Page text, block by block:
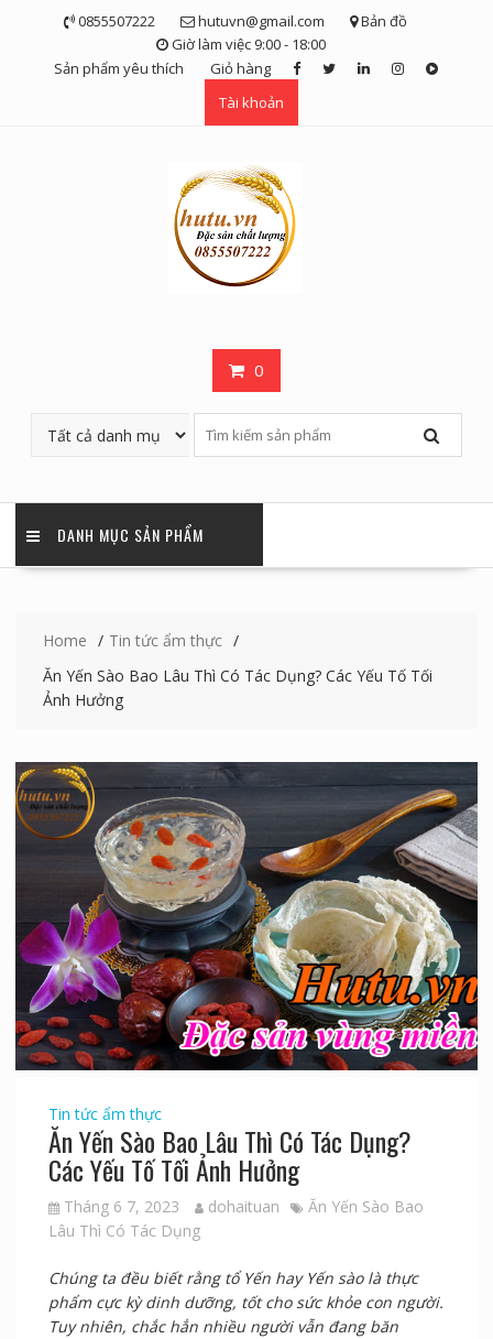
0855507222 hutuvn@gmail.com
Bản đồ
Giờ làm việc 9:00 - 18:00
Sản phẩm yêu thích
Giỏ hàng
Tài khoản
0
DANH MỤC SẢN PHẨM
Home
Tin tức ẩm thực
Ăn Yến Sào Bao Lâu Thì Có Tác Dụng? Các Yếu Tố Tối
Ảnh Hưởng
Tin tức ẩm thực
Ăn Yến Sào Bao Lâu Thì Có Tác Dụng?
Các Yếu Tố Tối Ảnh Hưởng
Tháng 6 7, 2023 dohaituan
Ăn Yến Sào Bao
Lâu Thì Có Tác Dụng
Chúng ta đều biết rằng tổ Yến hay Yến sào là thực
phẩm cực kỳ dinh dưỡng, tốt cho sức khỏe con người.
Tuy nhiên, chắc hẳn nhiều người vẫn đang băn